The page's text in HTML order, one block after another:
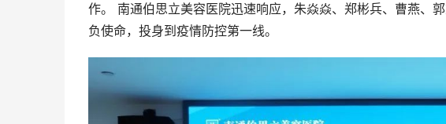
作。 南通伯思立美容医院迅速响应，朱焱焱、郑彬兵、曹燕、
负使命，投身到疫情防控第一线。